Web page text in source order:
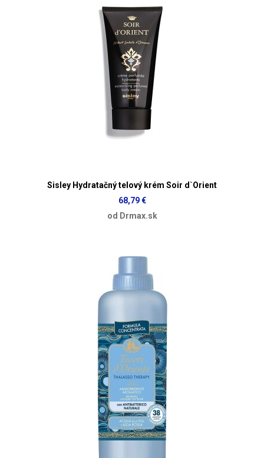
Sisley Hydratačný telový krém Soir d`Orient
68,79 €
od Drmax.sk